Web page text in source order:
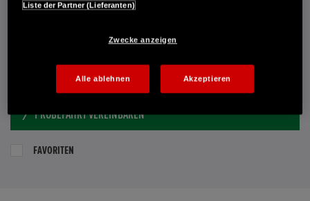
Händlerbestand anzeigen
E-MAIL-ANFRAGE
PROBEFAHRT VEREINBAREN
FAVORITEN
Liste der Partner (Lieferanten)
Zwecke anzeigen
Alle ablehnen Akzeptieren